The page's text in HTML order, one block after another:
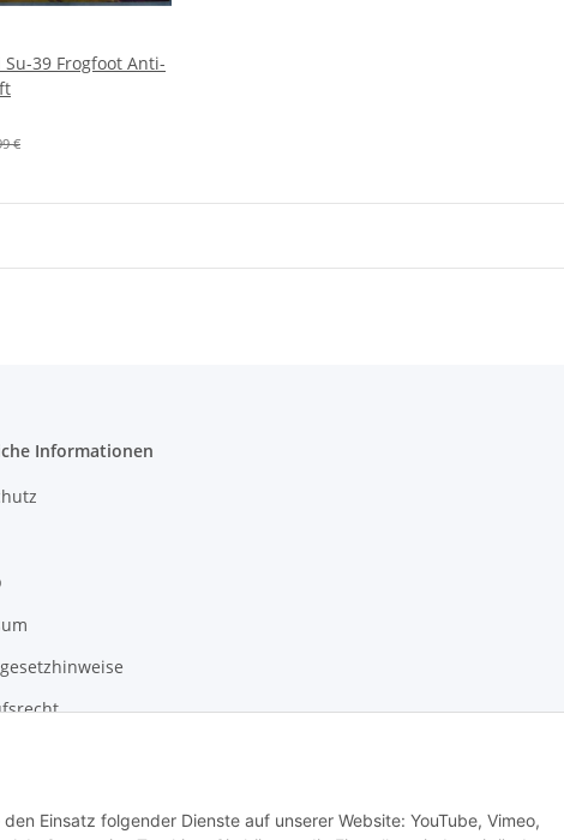
Su-39 Frogfoot Anti-
€
Informationen
Einsatz folgender Dienste auf unserer Website: YouTube, Vimeo,